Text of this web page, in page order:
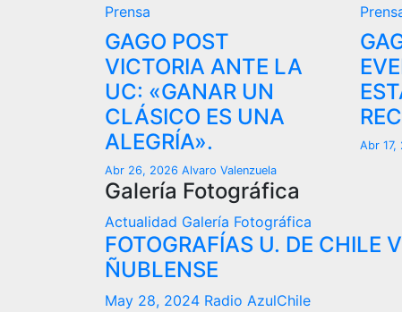
Prensa
GAGO POST
VICTORIA ANTE LA
UC: «GANAR UN
CLÁSICO ES UNA
ALEGRÍA».
Abr 26, 2026 Alvaro Valenzuela
Abr 17,
Galería Fotográfica
Actualidad Galería Fotográfica
FOTOGRAFÍAS U. DE CHILE
ÑUBLENSE
May 28, 2024 Radio AzulChile